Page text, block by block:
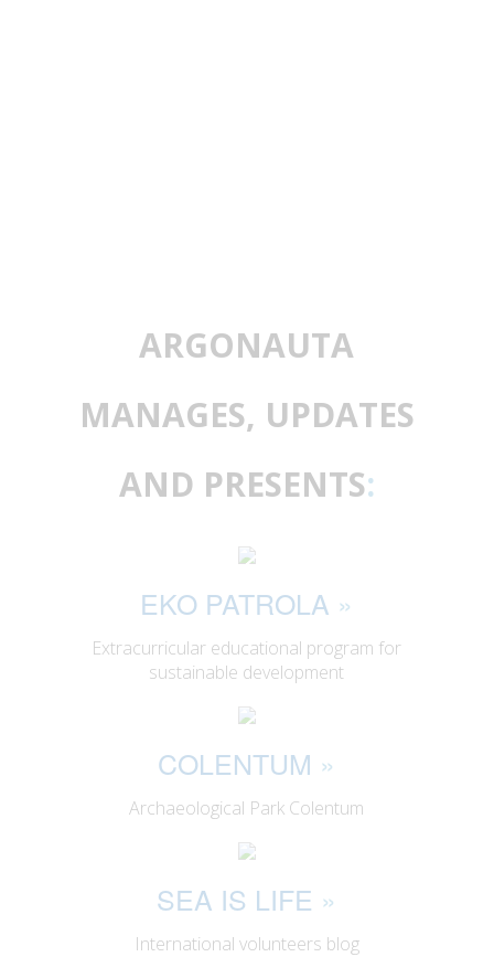
ARGONAUTA
MANAGES, UPDATES
AND PRESENTS:
EKO PATROLA »
Extracurricular educational program for
sustainable development
COLENTUM »
Archaeological Park Colentum
SEA IS LIFE »
International volunteers blog